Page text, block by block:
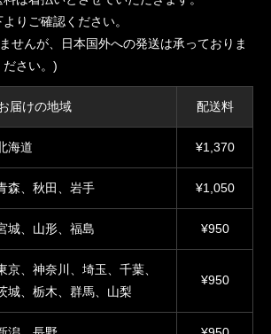
りご確認ください。
せんが、日本国外への発送は承っておりま
さい。)
届けの地域 配送料
海道 ¥1,370
森、秋田、岩手 ¥1,050
城、山形、福島 ¥950
京、神奈川、埼玉、千葉、
城、栃木、群馬、山梨
¥950